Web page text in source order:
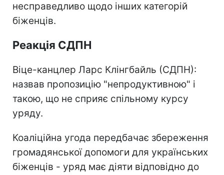
несправедливо щодо інших категорій
біженців.
Реакція СДПН
Віце-канцлер Ларс Клінгбайль (СДПН):
назвав пропозицію "непродуктивною" і
такою, що не сприяє спільному курсу
уряду.
Коаліційна угода передбачає збереження
громадянської допомоги для українських
біженців - уряд має діяти відповідно до